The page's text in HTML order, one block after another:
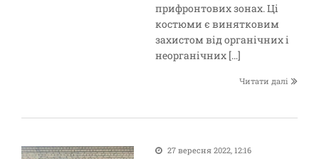
прифронтових зонах. Ці
костюми є винятковим
захистом від органічних і
неорганічних […]
Читати далі
27 вересня 2022, 12:16